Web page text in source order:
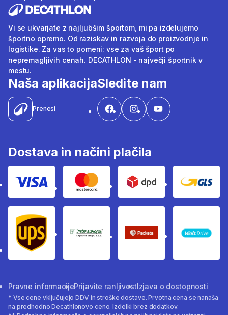
Vi se ukvarjate z najljubšim športom, mi pa izdelujemo
športno opremo. Od raziskav in razvoja do proizvodnje in
logistike. Za vas to pomeni: vse za vaš šport po
nepremagljivih cenah. DECATHLON - največji športnik v
mestu.
Naša aplikacija
Prenesi
Sledite nam
Dostava in načini plačila
Visa Mastercard Dpd Gls
Ups Intereuropa Packeta Sledenje
WOLT
Pravne informacijePrijavite ranljivostIzjava o dostopnosti
* Vse cene vključujejo DDV in stroške dostave. Prvotna cena se nanaša
na predhodno Decathlonovo ceno. Izdelki brez dodatkov.